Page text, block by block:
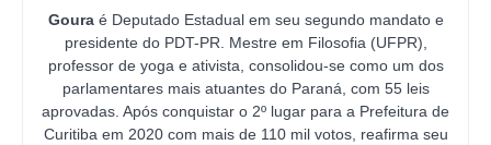
Gouraé Deputado Estadual em seu segundo mandato e
presidente do PDT-PR. Mestre em Filosofia (UFPR),
professor de yoga e ativista, consolidou-se como um dos
parlamentares mais atuantes do Paraná, com 55 leis
aprovadas. Após conquistar o 2º lugar para a Prefeitura de
Curitiba em 2020 com mais de 110 mil votos, reafirma seu